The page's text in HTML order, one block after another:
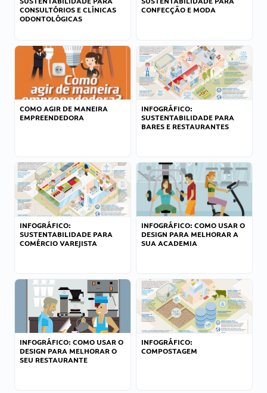
CONSULTÓRIOS E CLÍNICAS
ODONTOLÓGICAS
CONFECÇÃO E MODA
COMO AGIR DE MANEIRA
EMPREENDEDORA
INFOGRÁFICO:
SUSTENTABILIDADE PARA
BARES E RESTAURANTES
INFOGRÁFICO:
SUSTENTABILIDADE PARA
COMÉRCIO VAREJISTA
INFOGRÁFICO: COMO USAR O
DESIGN PARA MELHORAR A
SUA ACADEMIA
INFOGRÁFICO: COMO USAR O
DESIGN PARA MELHORAR O
SEU RESTAURANTE
INFOGRÁFICO:
COMPOSTAGEM